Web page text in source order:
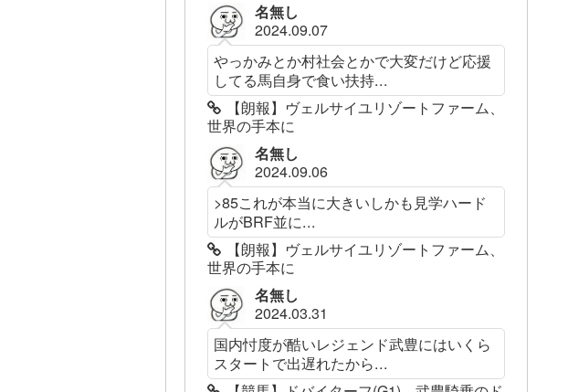
名無し
2024.09.07
やっかみとか村社会とかで大変だけど応援
してる馬自身で食い扶持...
【朗報】ヴェルサイユリゾートファーム、
世界の手本に
名無し
2024.09.06
>85これが本当に大きいしかも見学ハード
ルがBRF並に...
【朗報】ヴェルサイユリゾートファーム、
世界の手本に
名無し
2024.03.31
国内忖度が酷いレジェンド武豊にはいくら
スタートで出遅れたから...